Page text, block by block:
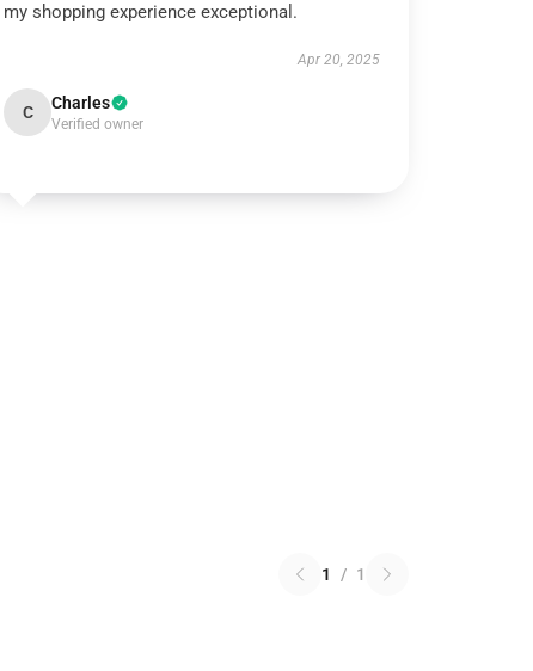
my shopping experience exceptional.
Apr 20, 2025
C Charles
Verified owner
1 / 1